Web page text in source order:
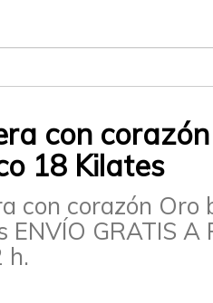
con
18 Kilates
con corazón Oro
ENVÍO GRATIS A
h.